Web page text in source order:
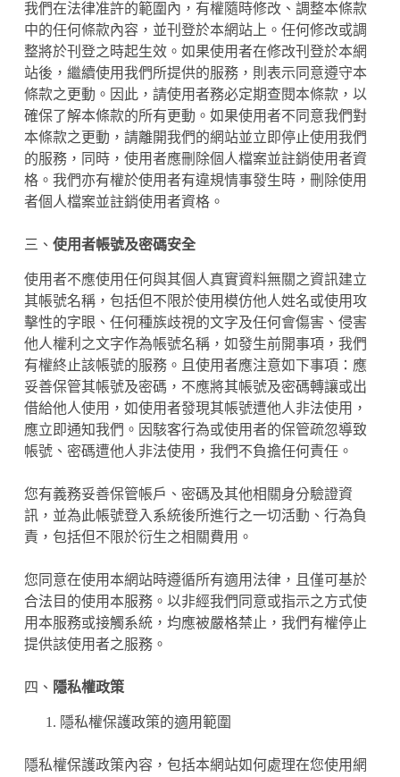
我們在法律准許的範圍內，有權隨時修改、調整本條款
中的任何條款內容，並刊登於本網站上。任何修改或調
整將於刊登之時起生效。如果使用者在修改刊登於本網
站後，繼續使用我們所提供的服務，則表示同意遵守本
條款之更動。因此，請使用者務必定期查閱本條款，以
確保了解本條款的所有更動。如果使用者不同意我們對
本條款之更動，請離開我們的網站並立即停止使用我們
的服務，同時，使用者應刪除個人檔案並註銷使用者資
格。我們亦有權於使用者有違規情事發生時，刪除使用
者個人檔案並註銷使用者資格。
三、 使用者帳號及密碼安全
使用者不應使用任何與其個人真實資料無關之資訊建立
其帳號名稱，包括但不限於使用模仿他人姓名或使用攻
擊性的字眼、任何種族歧視的文字及任何會傷害、侵害
他人權利之文字作為帳號名稱，如發生前開事項，我們
有權終止該帳號的服務。且使用者應注意如下事項：應
妥善保管其帳號及密碼，不應將其帳號及密碼轉讓或出
借給他人使用，如使用者發現其帳號遭他人非法使用，
應立即通知我們。因駭客行為或使用者的保管疏忽導致
帳號、密碼遭他人非法使用，我們不負擔任何責任。
您有義務妥善保管帳戶、密碼及其他相關身分驗證資
訊，並為此帳號登入系統後所進行之一切活動、行為負
責，包括但不限於衍生之相關費用。
您同意在使用本網站時遵循所有適用法律，且僅可基於
合法目的使用本服務。以非經我們同意或指示之方式使
用本服務或接觸系統，均應被嚴格禁止，我們有權停止
提供該使用者之服務。
四、 隱私權政策
隱私權保護政策的適用範圍
隱私權保護政策內容，包括本網站如何處理在您使用網